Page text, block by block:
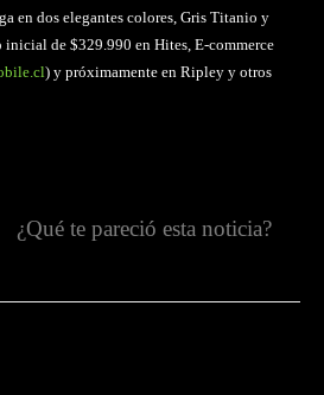
en dos elegantes colores, Gris Titanio y
de $329.990 en Hites, E-commerce
) y próximamente en Ripley y otros
¿Qué te pareció esta noticia?